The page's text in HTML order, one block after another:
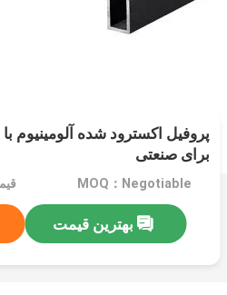
پروفیل اکسترود شده آلومینیوم
برای صنعتی
MOQ：Negotiable
بهترین قیمت